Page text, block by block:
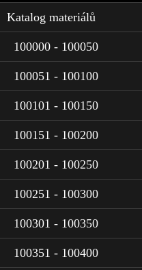
Katalog materiálů
100000 - 100050
100051 - 100100
100101 - 100150
100151 - 100200
100201 - 100250
100251 - 100300
100301 - 100350
100351 - 100400